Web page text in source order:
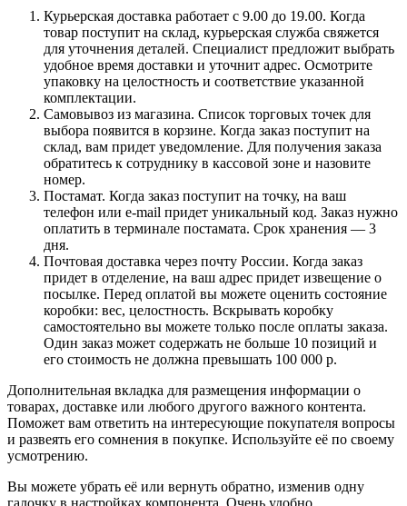
Курьерская доставка работает с 9.00 до 19.00. Когда
товар поступит на склад, курьерская служба свяжется
для уточнения деталей. Специалист предложит выбрать
удобное время доставки и уточнит адрес. Осмотрите
упаковку на целостность и соответствие указанной
комплектации.
Самовывоз из магазина. Список торговых точек для
выбора появится в корзине. Когда заказ поступит на
склад, вам придет уведомление. Для получения заказа
обратитесь к сотруднику в кассовой зоне и назовите
номер.
Постамат. Когда заказ поступит на точку, на ваш
телефон или e-mail придет уникальный код. Заказ нужно
оплатить в терминале постамата. Срок хранения — 3
дня.
Почтовая доставка через почту России. Когда заказ
придет в отделение, на ваш адрес придет извещение о
посылке. Перед оплатой вы можете оценить состояние
коробки: вес, целостность. Вскрывать коробку
самостоятельно вы можете только после оплаты заказа.
Один заказ может содержать не больше 10 позиций и
его стоимость не должна превышать 100 000 р.
Дополнительная вкладка для размещения информации о
товарах, доставке или любого другого важного контента.
Поможет вам ответить на интересующие покупателя вопросы
и развеять его сомнения в покупке. Используйте её по своему
усмотрению.
Вы можете убрать её или вернуть обратно, изменив одну
галочку в настройках компонента. Очень удобно.